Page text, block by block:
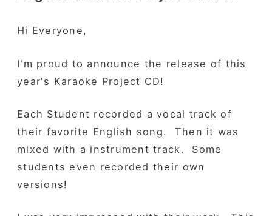
Hi Everyone,
I'm proud to announce the release of this
year's Karaoke Project CD!
Each Student recorded a vocal track of
their favorite English song. Then it was
mixed with a instrument track. Some
students even recorded their own
versions!